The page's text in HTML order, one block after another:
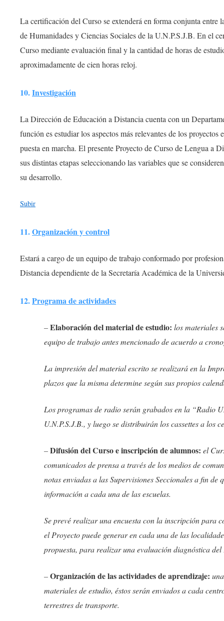
La certificación del Curso se extenderá en forma conjunta entre
de Humanidades y Ciencias Sociales de la U.N.P.S.J.B. En el
Curso mediante evaluación final y la cantidad de horas de
aproximadamente de cien horas reloj.
10.Investigación
La Dirección de Educación a Distancia cuenta con un
función es estudiar los aspectos más relevantes de los
puesta en marcha. El presente Proyecto de Curso de Lengua a
sus distintas etapas seleccionando las variables que se
su desarrollo.
Subir
11.Organización y control
Estará a cargo de un equipo de trabajo conformado por
Distancia dependiente de la Secretaría Académica de la
12.Programa de actividades
–Elaboración del material de estudio: los materiales
equipo de trabajo antes mencionado de acuerdo a
La impresión del material escrito se realizará en la
plazos que la misma determine según sus propios
Los programas de radio serán grabados en la “Radio
U.N.P.S.J.B., y luego se distribuirán los cassettes a los
–Difusión del Curso e inscripción de alumnos: el
comunicados de prensa a través de los medios de
notas enviadas a las Supervisiones Seccionales a fin de
información a cada una de las escuelas.
Se prevé realizar una encuesta con la inscripción para
el Proyecto puede generar en cada una de las
propuesta, para realizar una evaluación diagnóstica del
–Organización de las actividades de aprendizaje:
materiales de estudio, éstos serán enviados a cada
terrestres de transporte.